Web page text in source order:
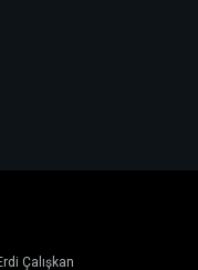
Çalışkan